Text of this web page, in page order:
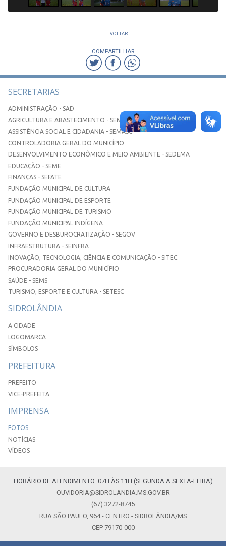
VOLTAR
COMPARTILHAR
SECRETARIAS
ADMINISTRAÇÃO - SAD
AGRICULTURA E ABASTECIMENTO - SEMAA
ASSISTÊNCIA SOCIAL E CIDADANIA - SEMASC
CONTROLADORIA GERAL DO MUNICÍPIO
DESENVOLVIMENTO ECONÔMICO E MEIO AMBIENTE - SEDEMA
EDUCAÇÃO - SEME
FINANÇAS - SEFATE
FUNDAÇÃO MUNICIPAL DE CULTURA
FUNDAÇÃO MUNICIPAL DE ESPORTE
FUNDAÇÃO MUNICIPAL DE TURISMO
FUNDAÇÃO MUNICIPAL INDÍGENA
GOVERNO E DESBUROCRATIZAÇÃO - SEGOV
INFRAESTRUTURA - SEINFRA
INOVAÇÃO, TECNOLOGIA, CIÊNCIA E COMUNICAÇÃO - SITEC
PROCURADORIA GERAL DO MUNICÍPIO
SAÚDE - SEMS
TURISMO, ESPORTE E CULTURA - SETESC
SIDROLÂNDIA
A CIDADE
LOGOMARCA
SÍMBOLOS
PREFEITURA
PREFEITO
VICE-PREFEITA
IMPRENSA
FOTOS
NOTÍCIAS
VÍDEOS
HORÁRIO DE ATENDIMENTO: 07H ÀS 11H (SEGUNDA A SEXTA-FEIRA)
OUVIDORIA@SIDROLANDIA.MS.GOV.BR
(67) 3272-8745
RUA SÃO PAULO, 964 - CENTRO - SIDROLÂNDIA/MS
CEP 79170-000